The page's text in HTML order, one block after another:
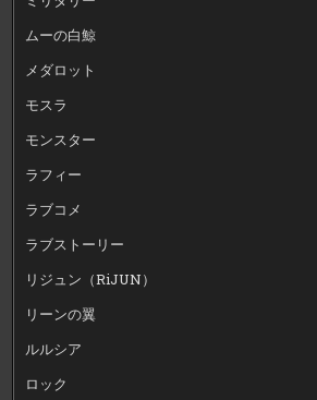
ムーの白鯨
メダロット
モスラ
モンスター
ラフィー
ラブコメ
ラブストーリー
リジュン（RiJUN）
リーンの翼
ルルシア
ロック